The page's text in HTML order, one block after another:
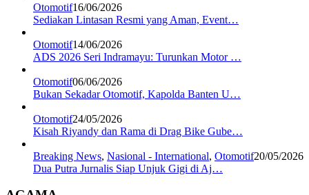
Otomotif16/06/2026
Sediakan Lintasan Resmi yang Aman, Event…
Otomotif14/06/2026
ADS 2026 Seri Indramayu: Turunkan Motor …
Otomotif06/06/2026
Bukan Sekadar Otomotif, Kapolda Banten U…
Otomotif24/05/2026
Kisah Riyandy dan Rama di Drag Bike Gube…
Breaking News, Nasional - International, Otomotif20/05/2026
Dua Putra Jurnalis Siap Unjuk Gigi di Aj…